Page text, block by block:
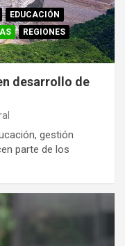
EDUCACIÓN
REGIONES
desarrollo de
gestión
parte de los